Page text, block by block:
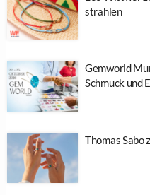
strahlen
Gemworld
Schmuck und
Thomas Sabo